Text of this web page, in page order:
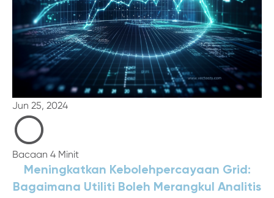
Jun 25, 2024
Bacaan 4 Minit
Meningkatkan Kebolehpercayaan Grid:
Bagaimana Utiliti Boleh Merangkul Analitis